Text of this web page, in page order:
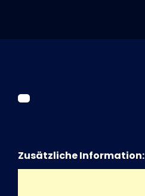
Kurier Romy 2026
Zusätzliche Information: